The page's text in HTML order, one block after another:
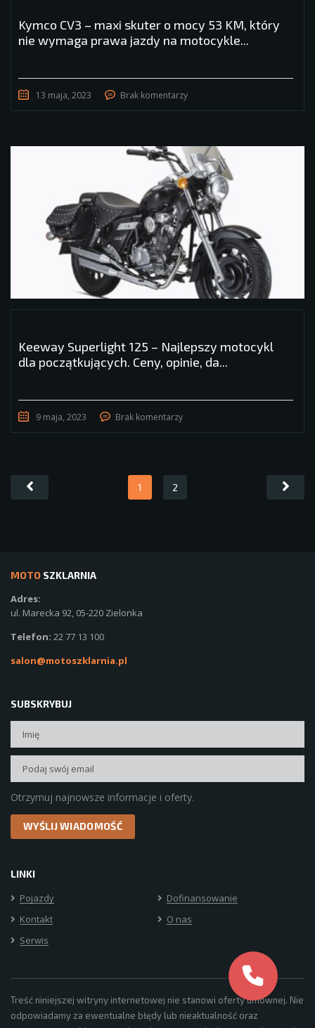
Kymco CV3 – maxi skuter o mocy 53 KM, który
nie wymaga prawa jazdy na motocykle...
13 maja, 2023 Brak komentarzy
Keeway Superlight 125 – Najlepszy motocykl
dla początkujących. Ceny, opinie, da...
9 maja, 2023 Brak komentarzy
1 2
MOTO SZKLARNIA
Adres:
ul. Marecka 92, 05-220 Zielonka
Telefon: 22 77 13 100
salon@motoszklarnia.pl
SUBSKRYBUJ
Otrzymuj najnowsze informacje i oferty.
LINKI
Pojazdy
Dofinansowanie
Kontakt
O nas
Serwis
Treść niniejszej witryny internetowej nie stanowi oferty umownej. Nie
odpowiadamy za ewentualne błędy lub nieaktualność oraz